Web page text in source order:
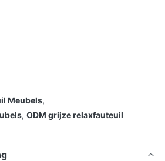
Meubels,
, ODM grijze relaxfauteuil